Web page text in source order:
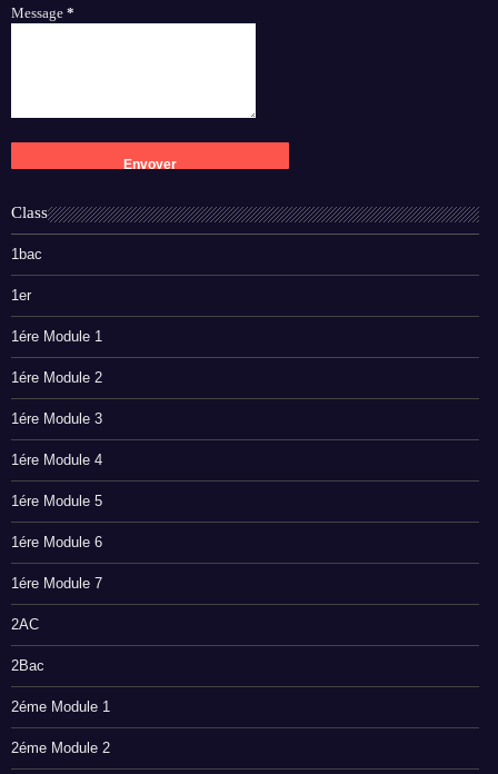
Message *
Class
1bac
1er
1ére Module 1
1ére Module 2
1ére Module 3
1ére Module 4
1ére Module 5
1ére Module 6
1ére Module 7
2AC
2Bac
2éme Module 1
2éme Module 2